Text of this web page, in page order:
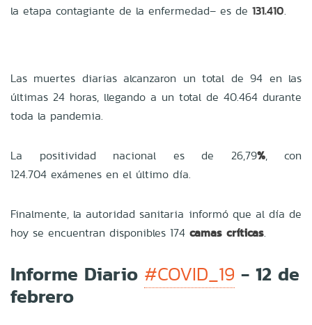
la etapa contagiante de la enfermedad– es de 131.410.
Las muertes diarias alcanzaron un total de 94 en las
últimas 24 horas, llegando a un total de 40.464 durante
toda la pandemia.
La positividad nacional es de 26,79%, con
124.704 exámenes en el último día.
Finalmente, la autoridad sanitaria informó que al día de
hoy se encuentran disponibles 174 camas críticas.
Informe Diario #COVID_19 - 12 de
febrero